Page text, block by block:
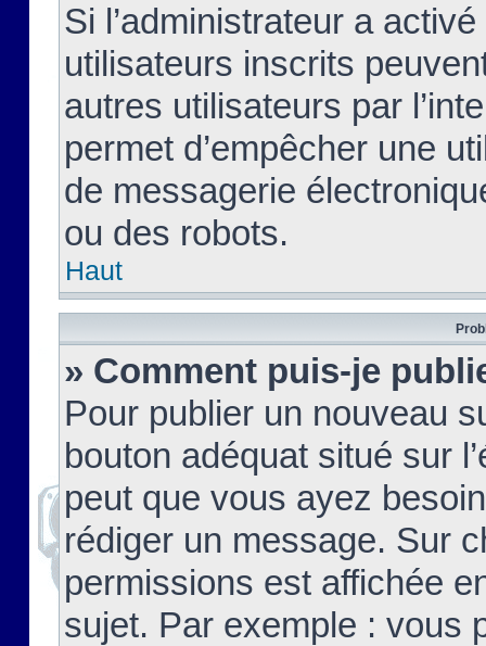
Si l’administrateur a
utilisateurs inscrits
autres utilisateurs par
permet d’empêcher une
de messagerie
ou des robots.
Haut
» Comment puis-je
Pour publier un nouveau
bouton adéquat situé sur
peut que vous ayez
rédiger un message. Sur
permissions est affichée
sujet. Par exemple : vous